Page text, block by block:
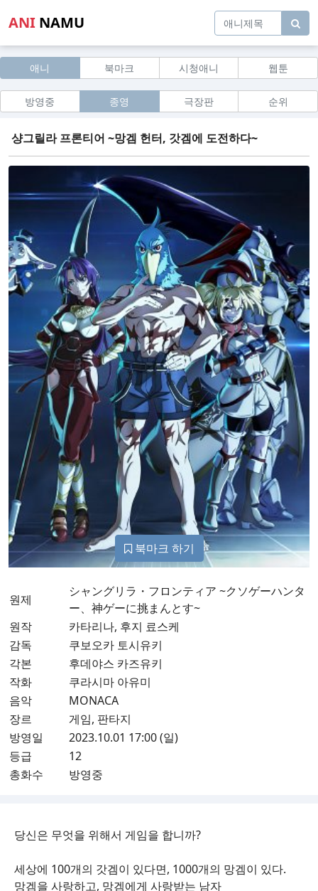
ANI NAMU
애니 북마크 시청애니 웹툰
방영중 종영 극장판 순위
샹그릴라 프론티어 ~망겜 헌터, 갓겜에 도전하다~
북마크 하기
원제
シャングリラ・フロンティア ~クソゲーハンタ
ー、神ゲーに挑まんとす~
원작
카타리나, 후지 료스케
감독
쿠보오카 토시유키
각본
후데야스 카즈유키
작화
쿠라시마 아유미
음악
MONACA
장르
게임, 판타지
방영일
2023.10.01 17:00 (일)
등급
12
총화수
방영중
당신은 무엇을 위해서 게임을 합니까?
세상에 100개의 갓겜이 있다면, 1000개의 망겜이 있다.
망겜을 사랑하고, 망겜에게 사랑받는 남자